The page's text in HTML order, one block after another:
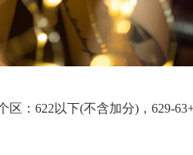
：622以下(不含加分)，629-